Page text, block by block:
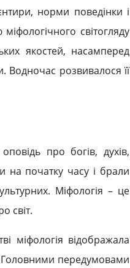
норми поведінки і
світогляду
якостей, насамперед
Водночас розвивалося її
про богів, духів,
на початку часу і брали
Міфологія – це
світ.
міфологія відображала
Головними передумовами